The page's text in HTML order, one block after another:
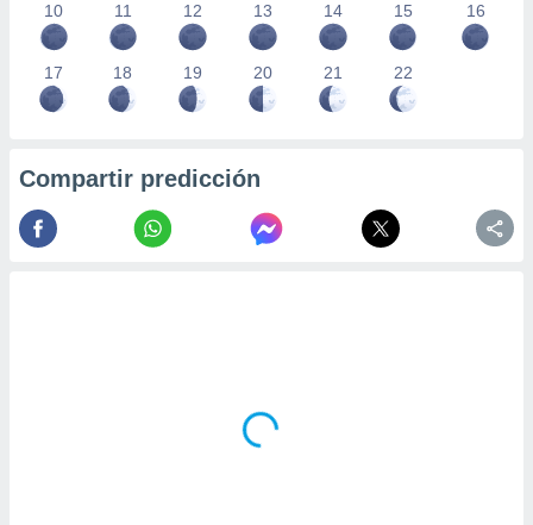
10 11 12 13 14 15 16
17 18 19 20 21 22
Compartir predicción